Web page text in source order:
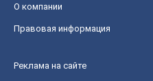
О компании
Правовая информация
Реклама на сайте